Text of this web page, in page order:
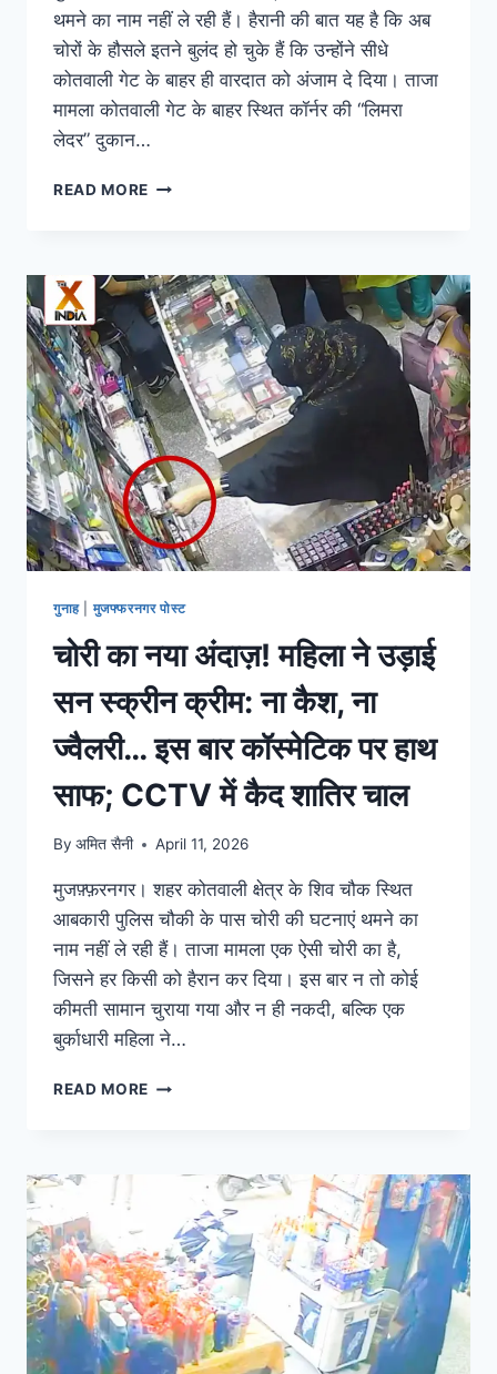
थमने का नाम नहीं ले रही हैं। हैरानी की बात यह है कि अब
चोरों के हौसले इतने बुलंद हो चुके हैं कि उन्होंने सीधे
कोतवाली गेट के बाहर ही वारदात को अंजाम दे दिया। ताजा
मामला कोतवाली गेट के बाहर स्थित कॉर्नर की “लिमरा
लेदर” दुकान…
READ MORE
गुनाह| मुजफ्फरनगर पोस्ट
चोरी का नया अंदाज़! महिला ने उड़ाई
सन स्क्रीन क्रीम: ना कैश, ना
ज्वैलरी… इस बार कॉस्मेटिक पर हाथ
साफ; CCTV में कैद शातिर चाल
By अमित सैनी April 11, 2026
मुजफ़्फ़रनगर। शहर कोतवाली क्षेत्र के शिव चौक स्थित
आबकारी पुलिस चौकी के पास चोरी की घटनाएं थमने का
नाम नहीं ले रही हैं। ताजा मामला एक ऐसी चोरी का है,
जिसने हर किसी को हैरान कर दिया। इस बार न तो कोई
कीमती सामान चुराया गया और न ही नकदी, बल्कि एक
बुर्काधारी महिला ने…
READ MORE